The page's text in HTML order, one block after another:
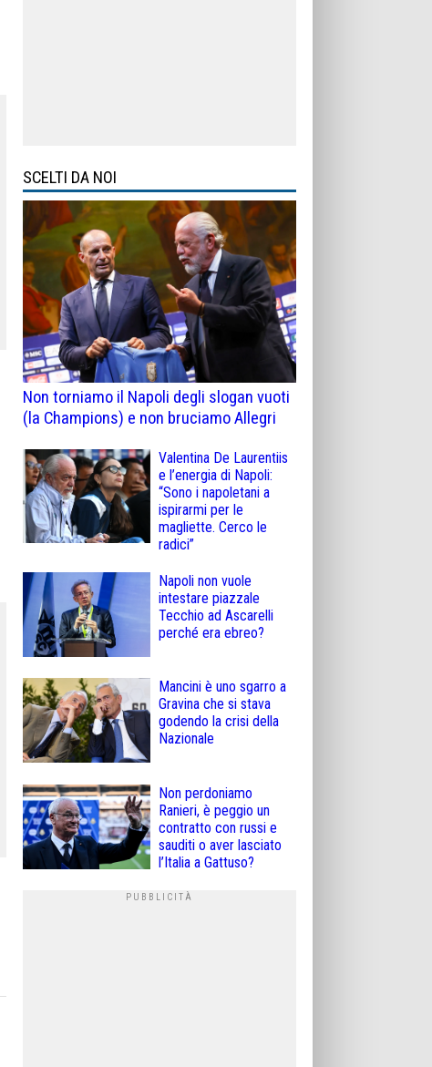
SCELTI DA NOI
Non torniamo il Napoli degli slogan vuoti
(la Champions) e non bruciamo Allegri
Valentina De Laurentiis
e l’energia di Napoli:
“Sono i napoletani a
ispirarmi per le
magliette. Cerco le
radici”
Napoli non vuole
intestare piazzale
Tecchio ad Ascarelli
perché era ebreo?
Mancini è uno sgarro a
Gravina che si stava
godendo la crisi della
Nazionale
Non perdoniamo
Ranieri, è peggio un
contratto con russi e
sauditi o aver lasciato
l’Italia a Gattuso?